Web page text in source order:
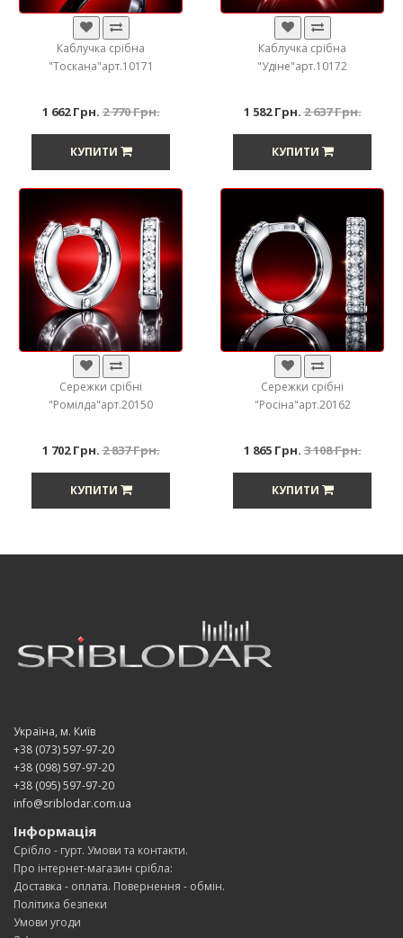
Каблучка срібна
"Тоскана"арт.10171
1 662 Грн.2 770 Грн.
КУПИТИ
Каблучка срібна
"Удіне"арт.10172
1 582 Грн.2 637 Грн.
КУПИТИ
Сережки срібні
"Ромілда"арт.20150
1 702 Грн.2 837 Грн.
КУПИТИ
Сережки срібні
"Росіна"арт.20162
1 865 Грн.3 108 Грн.
КУПИТИ
Україна, м. Київ
+38 (073) 597-97-20
+38 (098) 597-97-20
+38 (095) 597-97-20
info@sriblodar.com.ua
Інформація
Срібло - гурт. Умови та контакти.
Про інтернет-магазин срібла:
Доставка - оплата. Повернення - обмін.
Політика безпеки
Умови угоди